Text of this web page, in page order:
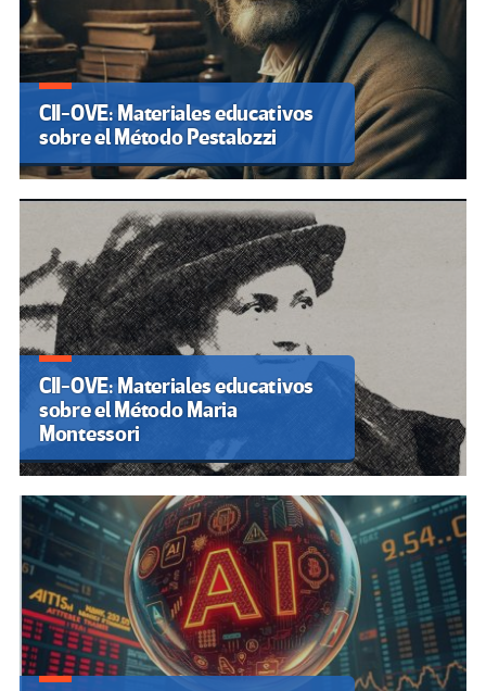
CII-OVE: Materiales educativos
sobre el Método Pestalozzi
CII-OVE: Materiales educativos
sobre el Método Maria
Montessori